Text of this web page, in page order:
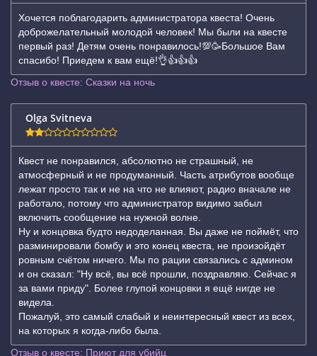
Хочется поблагодарить администратора квеста! Очень
доброжелательный молодой человек! Мы были на квесте
первый раз! Детям очень понравилось!💯🥳Большое Вам
спасибо! Приедем к вам ещё!👌👍👍👍
Отзыв о квесте: Сказки на ночь
Olga Svitneva
Квест не понравился, абсолютно не страшный, не
атмосферный и не продуманный. Часть атрибутов вообще
лежат просто так и не на что не влияют, радио вначале не
работало, потому что администратор видимо забыл
включить сообщение на нужной волне.
Ну и концовка будто недоделанная. Вы даже не поймёт, что
разминировали бомбу и это конец квеста, не произойдёт
ровным счётом ничего. Мы по рации связались с админом
и он сказал: "Ну всё, вы всё прошли, поздравляю. Сейчас я
за вами приду". Более глупой концовки я ещё нигде не
видела.
Пожалуй, это самый слабый и неинтересный квест из всех,
на которых я когда-либо была.
Отзыв о квесте: Приют для убийц